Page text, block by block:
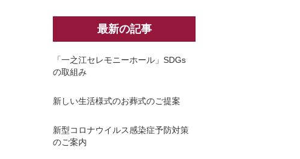
最新の記事
「一之江セレモニーホール」SDGs
の取組み
新しい生活様式のお葬式のご提案
新型コロナウイルス感染症予防対策
のご案内